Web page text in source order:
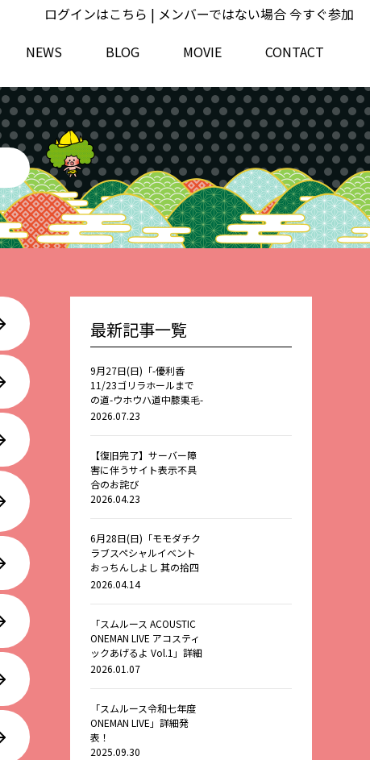
ログインはこちら | メンバーではない場合今すぐ参加
NEWS BLOG MOVIE CONTACT
最新記事一覧
9月27日(日)「-優利香
11/23ゴリラホールまで
の道-ウホウハ道中膝栗毛-
Extra Stage-
2026.07.23
【復旧完了】サーバー障
害に伴うサイト表示不具
合のお詫び
2026.04.23
6月28日(日)「モモダチク
ラブスペシャルイベント
おっちんしよし 其の拾四
～結成29周年ニッコリ！
2026.04.14
「スムルース ACOUSTIC
ONEMAN LIVE アコスティ
ックあげるよ Vol.1」詳細
発表！
2026.01.07
「スムルース令和七年度
ONEMAN LIVE」詳細発
表！
2025.09.30